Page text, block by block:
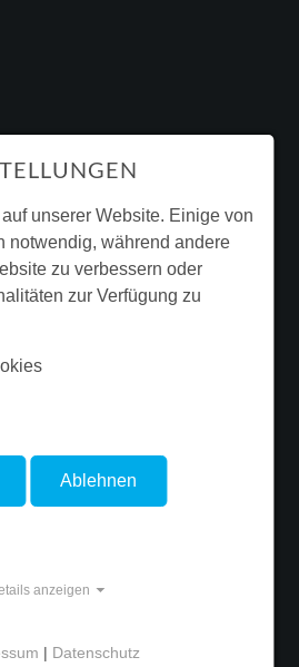
FOLGE FLUOLITE
Licht & Leuchten GmbH & Co. KG. - Site
unserer Website. Einige von
notwendig, während andere
zu verbessern oder
zur Verfügung zu
Ablehnen
anzeigen
| Datenschutz